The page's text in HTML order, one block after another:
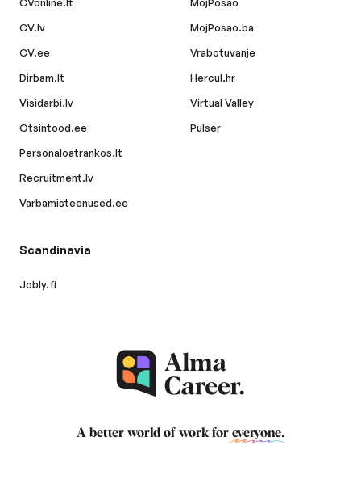
CV.lv
CV.ee
Dirbam.lt
Visidarbi.lv
Otsintood.ee
Personaloatrankos.lt
Recruitment.lv
Varbamisteenused.ee
MojPosao.ba
Vrabotuvanje
Hercul.hr
Virtual Valley
Pulser
Scandinavia
Jobly.fi
A better world of work for everyone.